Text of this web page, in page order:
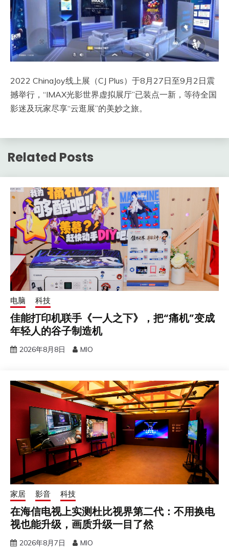
2022 ChinaJoy线上展（CJ Plus）于8月27日至9月2日震
撼举行，“IMAX光影世界虚拟展厅”已装点一新，等待全国
影迷及玩家尽享“云逛展”的美妙之旅。
Related Posts
电脑 科技
佳能打印机联手《一人之下》，把“痛机”变成
年轻人的谷子制造机
2026年8月8日 MIO
家居 影音 科技
在海信电视上实测杜比视界第二代：不用换电
视也能升级，画质升级一目了然
2026年8月7日 MIO